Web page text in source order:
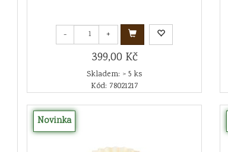
- +
399,00 Kč
Skladem: > 5 ks
Kód: 78021217
Novinka